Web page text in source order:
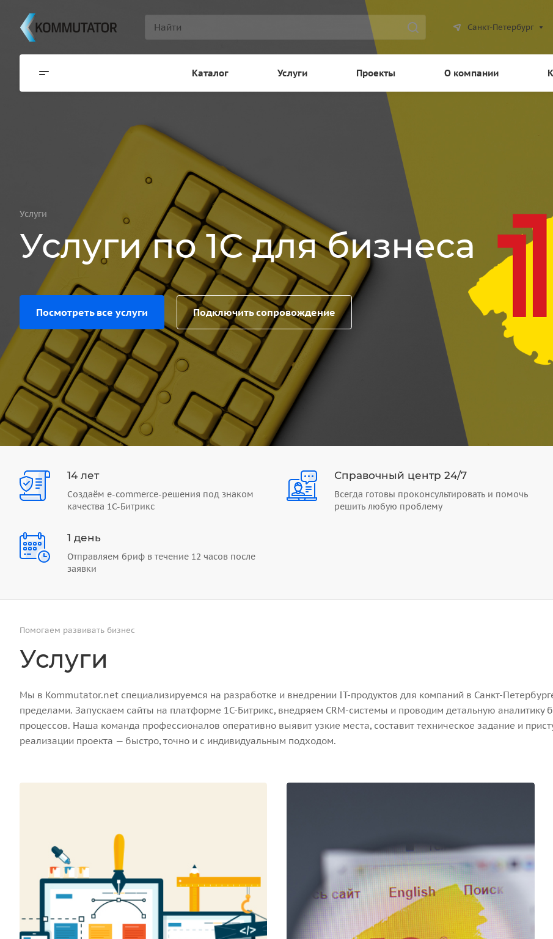
Санкт-Петербург
Каталог Услуги Проекты О компании
Услуги
Услуги по 1С для бизнеса
Посмотреть все услуги Подключить сопровождение
14 лет
Создаём e-commerce-решения под знаком
качества 1С-Битрикс
Справочный центр 24/7
Всегда готовы проконсультировать и помочь
решить любую проблему
1 день
Отправляем бриф в течение 12 часов после
заявки
Помогаем развивать бизнес
Услуги
Мы в Kommutator.net специализируемся на разработке и внедрении IT-продуктов для компаний в Санкт-
пределами. Запускаем сайты на платформе 1С-Битрикс, внедряем CRM-системы и проводим детальную аналитику
процессов. Наша команда профессионалов оперативно выявит узкие места, составит техническое задание и
реализации проекта — быстро, точно и с индивидуальным подходом.